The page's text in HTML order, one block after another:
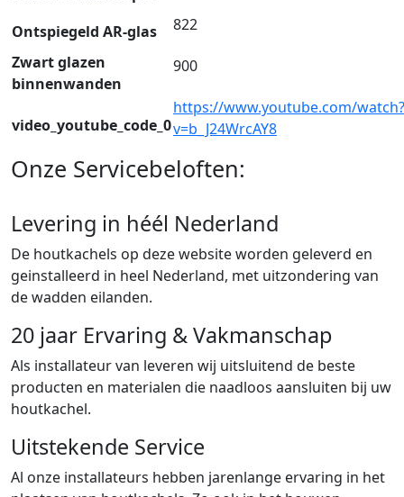
Ontspiegeld AR-glas
822
Zwart glazen
binnenwanden
900
video_youtube_code_0
https://www.youtube.com/watch?
v=b_J24WrcAY8
Onze Servicebeloften:
Levering in héél Nederland
De houtkachels op deze website worden geleverd en
geinstalleerd in heel Nederland, met uitzondering van
de wadden eilanden.
20 jaar Ervaring & Vakmanschap
Als installateur van leveren wij uitsluitend de beste
producten en materialen die naadloos aansluiten bij uw
houtkachel.
Uitstekende Service
Al onze installateurs hebben jarenlange ervaring in het